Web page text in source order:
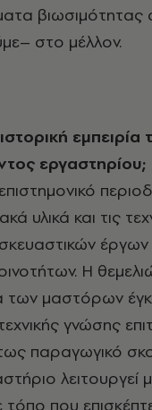
βιωσιμότητας
στο μέλλον.
εργαστηρίου;
υλικά και τις
Η
μαστόρων
γνώσης
παραγωγικό
λειτουργεί
που